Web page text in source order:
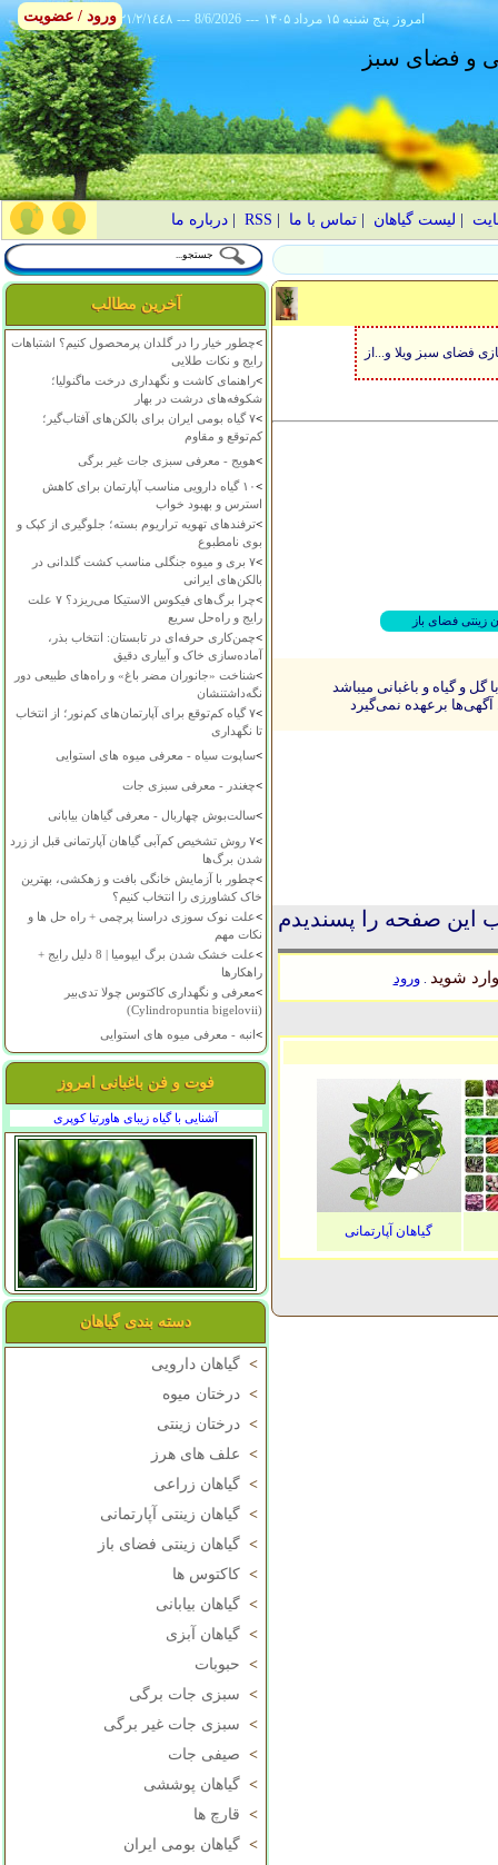
٢١/٢/١٤٤٨ --- 8/6/2026 --- ۱۴۰۵ پنج شنبه ۱۵ مرداد امروز
و فضای سبز
لیست گیاهان |تماس با ما RSS
|درباره ما
آخرین مطالب
>چطور خیار را در گلدان پرمحصول کنیم؟ اشتباهات
رایج و نکات طلایی
>راهنمای کاشت و نگهداری درخت ماگنولیا؛
شکوفه‌های درشت در بهار
>
۷ گیاه بومی ایران برای بالکن‌های آفتاب‌گیر؛
کم‌توقع و مقاوم
>هویج - معرفی سبزی جات غیر برگی
>
۱۰ گیاه دارویی مناسب آپارتمان برای کاهش
استرس و بهبود خواب
>ترفندهای تهویه تراریوم بسته؛ جلوگیری از کپک و
بوی نامطبوع
>
۷ بری و میوه جنگلی مناسب کشت گلدانی در
بالکن‌های ایرانی
>
چرا برگ‌های فیکوس الاستیکا می‌ریزد؟ ۷ علت
رایج و راه‌حل سریع
>چمن‌کاری حرفه‌ای در تابستان: انتخاب بذر،
آماده‌سازی خاک و آبیاری دقیق
>شناخت «جانوران مضر باغ» و راه‌های طبیعی دور
نگه‌داشتنشان
>
۷ گیاه کم‌توقع برای آپارتمان‌های کم‌نور؛ از انتخاب
تا نگهداری
>ساپوت سیاه - معرفی میوه های استوایی
>چغندر - معرفی سبزی جات
>سالت‌بوش چهاربال - معرفی گیاهان بیابانی
>
۷ روش تشخیص کم‌آبی گیاهان آپارتمانی قبل از زرد
شدن برگ‌ها
>چطور با آزمایش خانگی بافت و زهکشی، بهترین
خاک کشاورزی را انتخاب کنیم؟
>علت نوک سوزی دراسنا پرچمی + راه حل ها و
نکات مهم
>
علت خشک شدن برگ ایپومیا | 8 دلیل رایج +
راهکارها
>معرفی و نگهداری کاکتوس چولا تدی‌بیر
(Cylindropuntia bigelovii)
>انبه - معرفی میوه های استوایی
فوت و فن باغبانی امروز
آشنایی با گیاه زیبای هاورتیا کوپری
دسته بندی گیاهان
> گیاهان دارویی
> درختان میوه
> درختان زینتی
> علف های هرز
> گیاهان زراعی
> گیاهان زینتی آپارتمانی
> گیاهان زینتی فضای باز
> کاکتوس ها
> گیاهان بیابانی
> گیاهان آبزی
> حبوبات
> سبزی جات برگی
> سبزی جات غیر برگی
> صیفی جات
> گیاهان پوششی
> قارچ ها
> گیاهان بومی ایران
فضای سبز ویلا و...از
زینتی فضای باز
و گیاه و باغبانی میباشد
آگهی‌ها برعهده نمی‌گیرد
این صفحه را پسندیدم
شوید .ورود
گیاهان آپارتمانی
ورود / عضویت